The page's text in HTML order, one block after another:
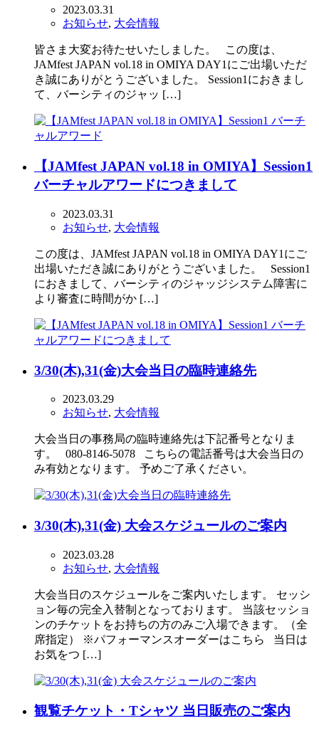
2023.03.31
お知らせ, 大会情報
皆さま大変お待たせいたしました。 この度は、
JAMfest JAPAN vol.18 in OMIYA DAY1にご出場いただ
き誠にありがとうございました。 Session1におきまし
て、バーシティのジャッ […]
【JAMfest JAPAN vol.18 in OMIYA】Session1
バーチャルアワードにつきまして
2023.03.31
お知らせ, 大会情報
この度は、JAMfest JAPAN vol.18 in OMIYA DAY1にご
出場いただき誠にありがとうございました。 Session1
におきまして、バーシティのジャッジシステム障害に
より審査に時間がか […]
3/30(木),31(金)大会当日の臨時連絡先
2023.03.29
お知らせ, 大会情報
大会当日の事務局の臨時連絡先は下記番号となりま
す。 080-8146-5078 こちらの電話番号は大会当日の
み有効となります。 予めご了承ください。
3/30(木),31(金) 大会スケジュールのご案内
2023.03.28
お知らせ, 大会情報
大会当日のスケジュールをご案内いたします。 セッシ
ョン毎の完全入替制となっております。 当該セッショ
ンのチケットをお持ちの方のみご入場できます。（全
席指定） ※パフォーマンスオーダーはこちら 当日は
お気をつ […]
観覧チケット・Tシャツ 当日販売のご案内